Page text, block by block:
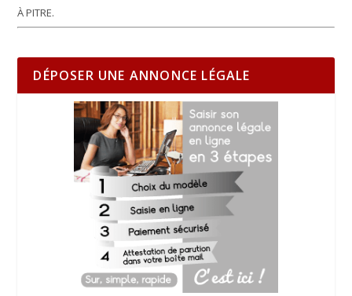
À PITRE.
DÉPOSER UNE ANNONCE LÉGALE